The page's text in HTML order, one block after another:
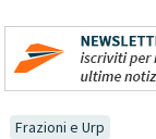
Frazioni e Urp